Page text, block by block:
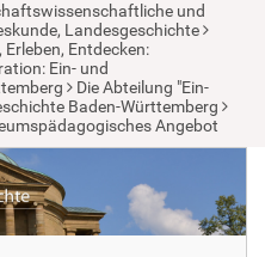
und
Landesgeschichte
Erleben, Entdecken:
Ein- und
Die Abteilung "Ein-
Baden-Württemberg
Angebot